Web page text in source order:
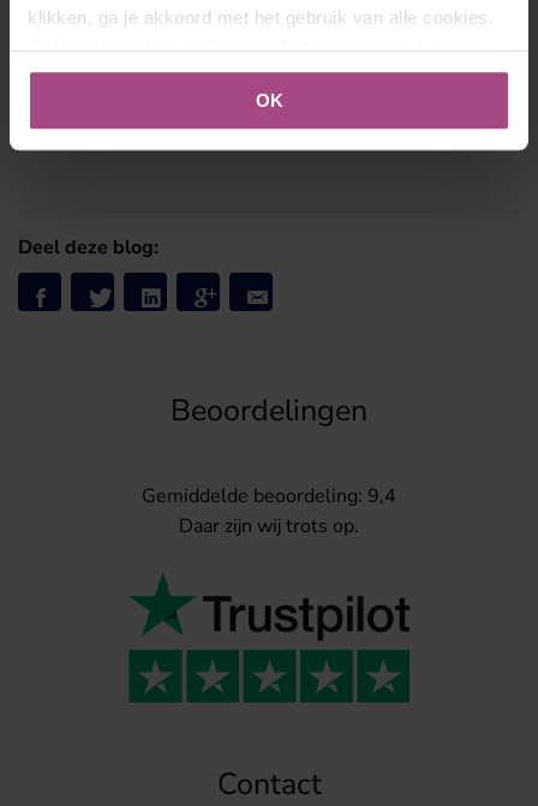
klikken, ga je akkoord met het gebruik van alle cookies.
Je kunt je cookievoorkeuren altijd aanpassen. Lees er
meer over in onscookies- en privacybeleid.
OK
Deel deze blog:
Beoordelingen
Gemiddelde beoordeling: 9,4
Daar zijn wij trots op.
Contact